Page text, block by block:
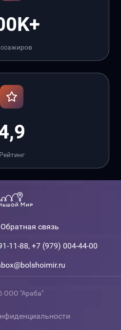
Рейтинг
Обратная связь
11-88, +7 (979) 004-44-00
ООО "Араба"